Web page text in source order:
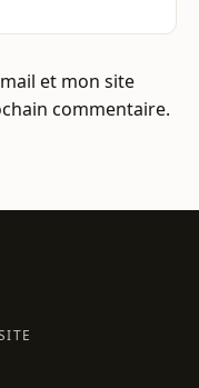
et mon site
commentaire.